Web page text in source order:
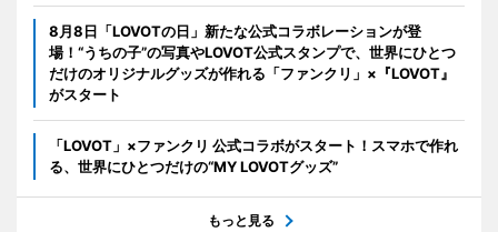
8月8日「LOVOTの日」新たな公式コラボレーションが登
場！“うちの子”の写真やLOVOT公式スタンプで、世界にひとつ
だけのオリジナルグッズが作れる「ファンクリ」×『LOVOT』
がスタート
「LOVOT」×ファンクリ 公式コラボがスタート！スマホで作れ
る、世界にひとつだけの“MY LOVOTグッズ”
もっと見る